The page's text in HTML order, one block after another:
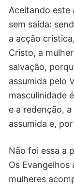
Aceitando este
sem saída:
a acção
Cristo, a
salvação,
assumida pelo
masculinidade
e a redenção,
assumida e,
Não foi essa a
Os Evangelhos
mulheres